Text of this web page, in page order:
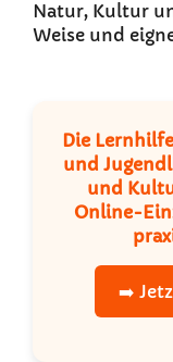
Natur, Kultur
Weise und
Die
und
und
Online-
➡️